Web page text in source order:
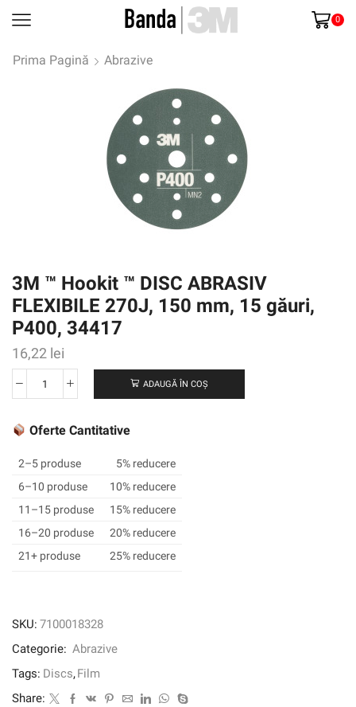
0
Prima Pagină Abrazive
3M ™ Hookit ™ DISC ABRASIV
FLEXIBILE 270J, 150 mm, 15 găuri,
P400, 34417
16,22 lei
Cantitate
™
™
DISC
ABRASIV
FLEXIBILE
270J,
150
P400,
ADAUGĂ ÎN COȘ
Oferte Cantitative
2–5 produse
5% reducere
6–10 produse
10% reducere
11–15 produse
15% reducere
16–20 produse
20% reducere
21+ produse
25% reducere
SKU: 7100018328
Categorie: Abrazive
Tags: Discs,Film
Share: